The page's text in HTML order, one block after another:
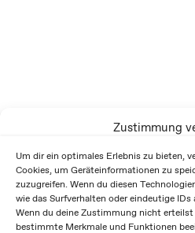
Zustimmung
Um dir ein optimales Erlebnis zu bieten,
Cookies, um Geräteinformationen zu
zuzugreifen. Wenn du diesen
wie das Surfverhalten oder eindeutige
Wenn du deine Zustimmung nicht
bestimmte Merkmale und Funktionen